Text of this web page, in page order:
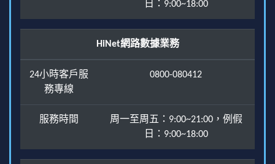
日：9:00~18:00
HiNet網路數據業務
24小時客戶服
務專線
0800-080412
服務時間
周一至周五：9:00~21:00，例假
日：9:00~18:00